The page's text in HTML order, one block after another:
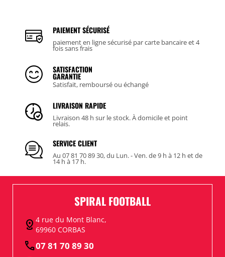
PAIEMENT SÉCURISÉ
paiement en ligne sécurisé par carte bancaire et 4
fois sans frais
SATISFACTION
GARANTIE
Satisfait, remboursé ou échangé
LIVRAISON RAPIDE
Livraison 48 h sur le stock. À domicile et point
relais.
SERVICE CLIENT
Au 07 81 70 89 30, du Lun. - Ven. de 9 h à 12 h et de
14 h à 17 h.
SPIRAL FOOTBALL
distance 4 rue du Mont Blanc,
69960 CORBAS
call07 81 70 89 30